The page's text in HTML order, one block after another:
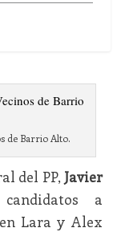
de Barrio Alto.
del PP, Javier
a
Lara y Alex